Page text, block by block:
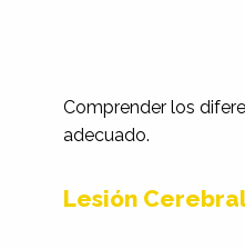
Comprender los
adecuado.
Lesión